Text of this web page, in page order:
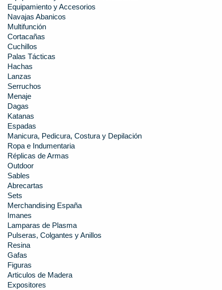
Equipamiento y Accesorios
Navajas Abanicos
Multifunción
Cortacañas
Cuchillos
Palas Tácticas
Hachas
Lanzas
Serruchos
Menaje
Dagas
Katanas
Espadas
Manicura, Pedicura, Costura y Depilación
Ropa e Indumentaria
Réplicas de Armas
Outdoor
Sables
Abrecartas
Sets
Merchandising España
Imanes
Lamparas de Plasma
Pulseras, Colgantes y Anillos
Resina
Gafas
Figuras
Articulos de Madera
Expositores